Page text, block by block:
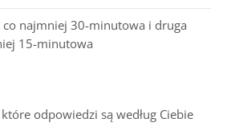
co najmniej 30-minutowa i druga
15-minutowa
odpowiedzi są według Ciebie